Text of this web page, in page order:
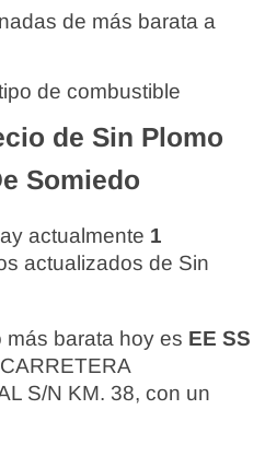
de más barata a
de combustible
de Sin Plomo
Somiedo
actualmente 1
actualizados de Sin
barata hoy es EE SS
S/N KM. 38, con un